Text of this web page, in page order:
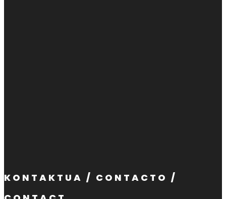
KONTAKTUA / CONTACTO /